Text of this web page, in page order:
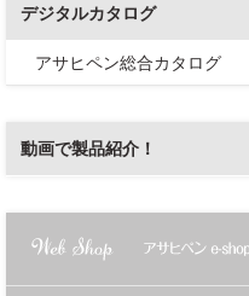
デジタルカタログ
アサヒペン総合カタログ
動画で製品紹介！